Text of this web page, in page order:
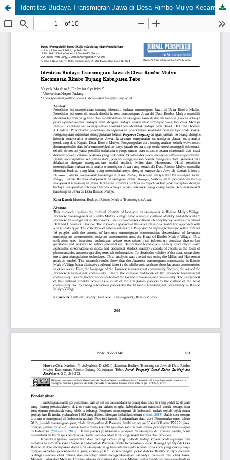
Identitas Budaya Transmigran Jawa di Desa Rimbo Mulyo Kecamatan Rimbo Bujang Kabupaten Tebo